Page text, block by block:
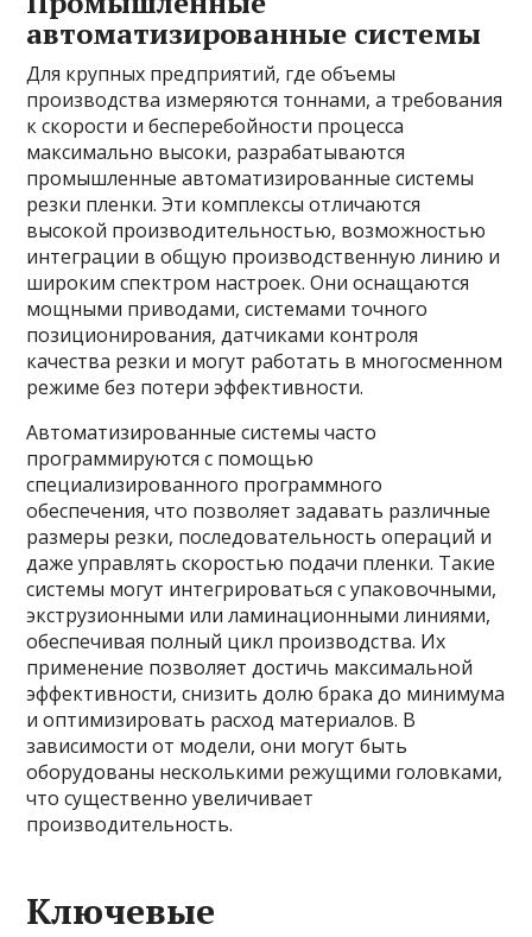
автоматизированные системы
Для крупных предприятий, где объемы
производства измеряются тоннами, а требования
к скорости и бесперебойности процесса
максимально высоки, разрабатываются
промышленные автоматизированные системы
резки пленки. Эти комплексы отличаются
высокой производительностью, возможностью
интеграции в общую производственную линию и
широким спектром настроек. Они оснащаются
мощными приводами, системами точного
позиционирования, датчиками контроля
качества резки и могут работать в многосменном
режиме без потери эффективности.
Автоматизированные системы часто
программируются с помощью
специализированного программного
обеспечения, что позволяет задавать различные
размеры резки, последовательность операций и
даже управлять скоростью подачи пленки. Такие
системы могут интегрироваться с упаковочными,
экструзионными или ламинационными линиями,
обеспечивая полный цикл производства. Их
применение позволяет достичь максимальной
эффективности, снизить долю брака до минимума
и оптимизировать расход материалов. В
зависимости от модели, они могут быть
оборудованы несколькими режущими головками,
что существенно увеличивает
производительность.
Ключевые